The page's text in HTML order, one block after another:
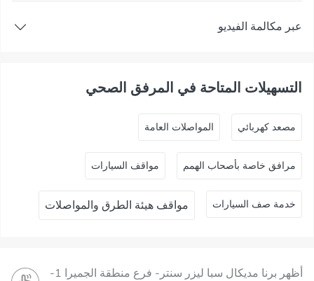
عبر مكالمة الفيديو
التسهيلات المتاحة في المرفق الصحي
ﻣﺼﻌﺪ ﻛﻬﺮﺑﺎﺋﻲ المواصلات العامة
مرافق خاصة بأصحاب الهمم مواقف السيارات
خدمة صف السيارات مواقف هيئة الطرق والمواصلات
أظهر برنا مديكال سبا ليزر سنتر- فرع منطقة الجميرا 1-